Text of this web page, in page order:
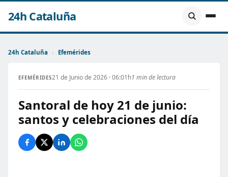
24h Cataluña
24h Cataluña › Efemérides
EFEMÉRIDES21 de Junio de 2026 · 06:01h1 min de lectura
Santoral de hoy 21 de junio:
santos y celebraciones del día